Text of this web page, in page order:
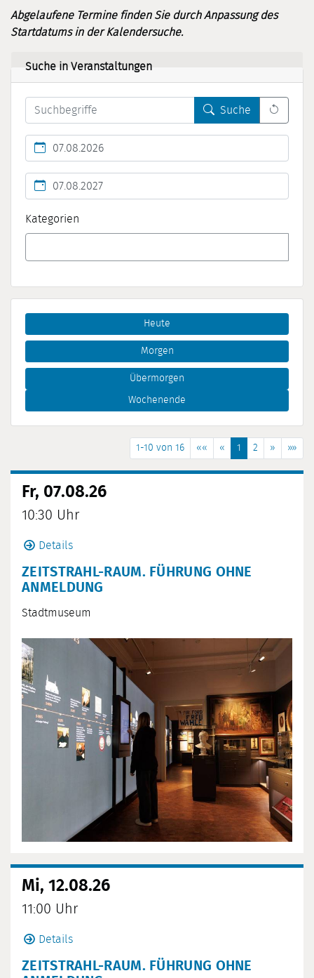
Abgelaufene Termine finden Sie durch Anpassung des
Startdatums in der Kalendersuche.
Suche in Veranstaltungen
Suche
Kalendertag
Kalendertag
Kategorien
Heute
Morgen
Übermorgen
Wochenende
1-10 von 16 «« « 1 2 » »»
Fr, 07.08.26
10:30 Uhr
Details
ZEITSTRAHL-RAUM. FÜHRUNG OHNE
ANMELDUNG
Stadtmuseum
Mi, 12.08.26
11:00 Uhr
Details
ZEITSTRAHL-RAUM. FÜHRUNG OHNE